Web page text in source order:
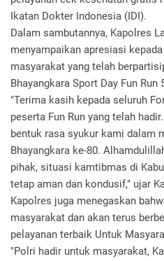
Ikatan Dokter Indonesia (IDI).
Dalam sambutannya, Kapolres
menyampaikan apresiasi
masyarakat yang telah
Bhayangkara Sport Day Fun Run
"Terima kasih kepada seluruh
peserta Fun Run yang telah
bentuk rasa syukur kami dalam
Bhayangkara ke-80.
pihak, situasi kamtibmas di
tetap aman dan kondusif," ujar
Kapolres juga menegaskan
masyarakat dan akan terus
pelayanan terbaik Untuk
"Polri hadir untuk masyarakat,